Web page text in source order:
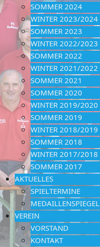
SOMMER 2024
WINTER 2023/2024
SOMMER 2023
WINTER 2022/2023
SOMMER 2022
WINTER 2021/2022
SOMMER 2021
SOMMER 2020
WINTER 2019/2020
SOMMER 2019
WINTER 2018/2019
SOMMER 2018
WINTER 2017/2018
SOMMER 2017
AKTUELLES
SPIELTERMINE
MEDAILLENSPIEGEL
VEREIN
VORSTAND
KONTAKT